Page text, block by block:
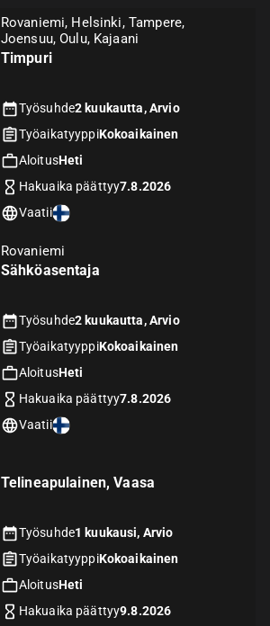
Rovaniemi, Helsinki, Tampere,
Joensuu, Oulu, Kajaani
Timpuri
Työsuhde2 kuukautta, Arvio
TyöaikatyyppiKokoaikainen
AloitusHeti
Hakuaika päättyy7.8.2026
Vaatii
Rovaniemi
Sähköasentaja
Työsuhde2 kuukautta, Arvio
TyöaikatyyppiKokoaikainen
AloitusHeti
Hakuaika päättyy7.8.2026
Vaatii
Telineapulainen, Vaasa
Työsuhde1 kuukausi, Arvio
TyöaikatyyppiKokoaikainen
AloitusHeti
Hakuaika päättyy9.8.2026